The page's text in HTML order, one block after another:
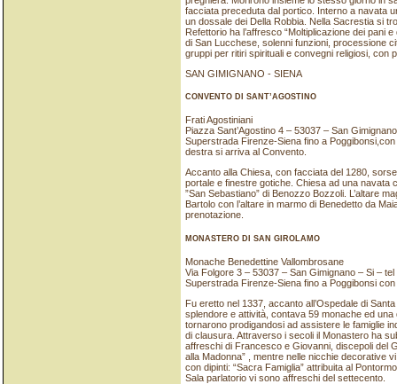
facciata preceduta dal portico. Interno a navata
un dossale dei Della Robbia. Nella Sacrestia si
Refettorio ha l’affresco “Moltiplicazione dei pani
di San Lucchese, solenni funzioni, processione
gruppi per ritiri spirituali e convegni religiosi, con
SAN GIMIGNANO - SIENA
CONVENTO DI SANT’AGOSTINO
Frati Agostiniani
Piazza Sant’Agostino 4 – 53037 – San
Superstrada Firenze-Siena fino a
destra si arriva al Convento.
Accanto alla Chiesa, con facciata del 1280,
portale e finestre gotiche. Chiesa ad una navata
”San Sebastiano” di Benozzo Bozzoli. L’altare
Bartolo con l’altare in marmo di Benedetto da
prenotazione.
MONASTERO DI SAN GIROLAMO
Monache Benedettine Vallombrosane
Via Folgore 3 – 53037 – San Gimignano – Si –
Superstrada Firenze-Siena fino a Poggibonsi
Fu eretto nel 1337, accanto all’Ospedale di
splendore e attività, contava 59 monache ed
tornarono prodigandosi ad assistere le famiglie
di clausura. Attraverso i secoli il Monastero ha
affreschi di Francesco e Giovanni, discepoli del
alla Madonna” , mentre nelle nicchie decorative
con dipinti: “Sacra Famiglia” attribuita al
Sala parlatorio vi sono affreschi del settecento.